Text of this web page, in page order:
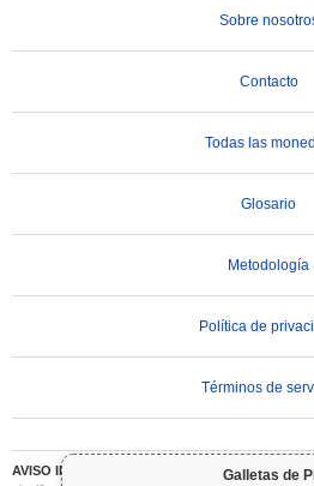
Galletas de
Sobre
Contacto
Todas las
Glosario
Metodología
Política de
Términos de
AVISO IMPORTANTE:
Las criptomonedas son